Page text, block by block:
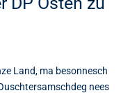
Land, ma besonnesch
nees